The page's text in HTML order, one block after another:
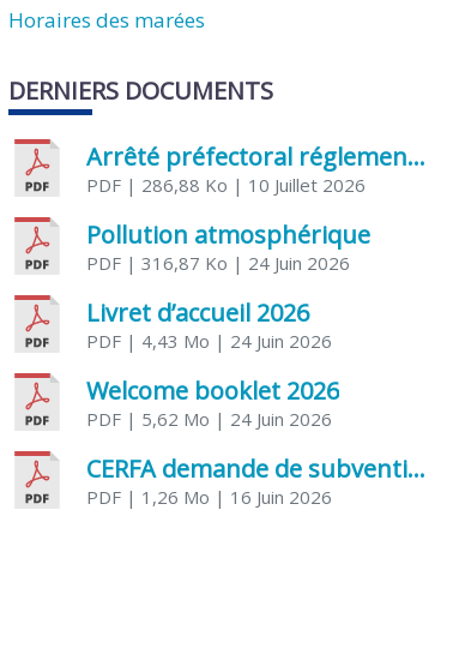
Horaires des marées
DERNIERS DOCUMENTS
Arrêté préfectoral réglementant l’usage de l’eau
PDF | 286,88 Ko | 10 Juillet 2026
Pollution atmosphérique
PDF | 316,87 Ko | 24 Juin 2026
Livret d’accueil 2026
PDF | 4,43 Mo | 24 Juin 2026
Welcome booklet 2026
PDF | 5,62 Mo | 24 Juin 2026
CERFA demande de subvention association
PDF | 1,26 Mo | 16 Juin 2026